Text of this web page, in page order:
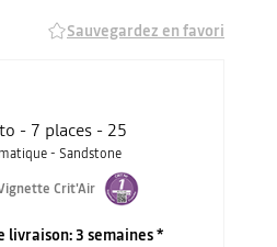
Sauvegardez en favori
- 7 places - 25
- Sandstone
Crit'Air
livraison: 3 semaines *